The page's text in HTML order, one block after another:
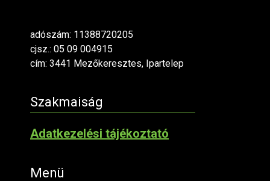
adószám: 11388720205
cjsz.: 05 09 004915
cím: 3441 Mezőkeresztes, Ipartelep
Szakmaiság
Adatkezelési tájékoztató
Menü